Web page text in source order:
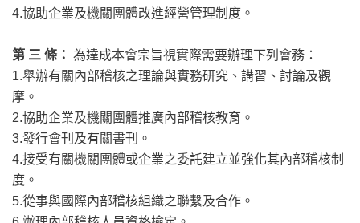
4.協助企業及機關團體改進經營管理制度。
第 三 條： 為達成本會宗旨視實際需要辦理下列會務：
1.舉辦有關內部稽核之理論與實務研究、講習、討論及觀
摩。
2.協助企業及機關團體推廣內部稽核教育。
3.發行會刊及有關書刊。
4.接受有關機關團體或企業之委託建立並強化其內部稽核制
度。
5.從事與國際內部稽核組織之聯繫及合作。